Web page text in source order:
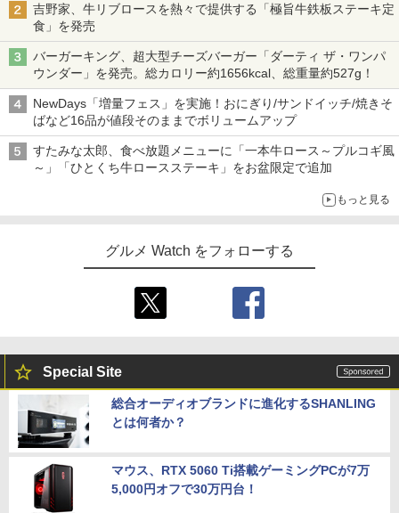
吉野家、牛リブロースを熱々で提供する「極旨牛鉄板ステーキ定
食」を発売
バーガーキング、超大型チーズバーガー「ダーティ ザ・ワンパ
ウンダー」を発売。総カロリー約1656kcal、総重量約527g！
NewDays「増量フェス」を実施！おにぎり/サンドイッチ/焼きそ
ばなど16品が値段そのままでボリュームアップ
すたみな太郎、食べ放題メニューに「一本牛ロース～プルコギ風
～」「ひとくち牛ロースステーキ」をお盆限定で追加
もっと見る
グルメ Watch をフォローする
Special Site
総合オーディオブランドに進化するSHANLING
とは何者か？
マウス、RTX 5060 Ti搭載ゲーミングPCが7万
5,000円オフで30万円台！